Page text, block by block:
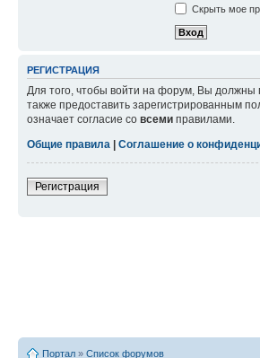
Скрыть мое
РЕГИСТРАЦИЯ
Для того, чтобы войти на форум, Вы должны
также предоставить зарегистрированным
означает согласие со всеми правилами.
Общие правила
Соглашение о
Регистрация
Портал » Список форумов